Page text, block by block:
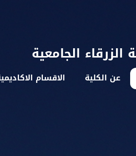
الزرقاء الجامعية
عن الكلية الاقسام